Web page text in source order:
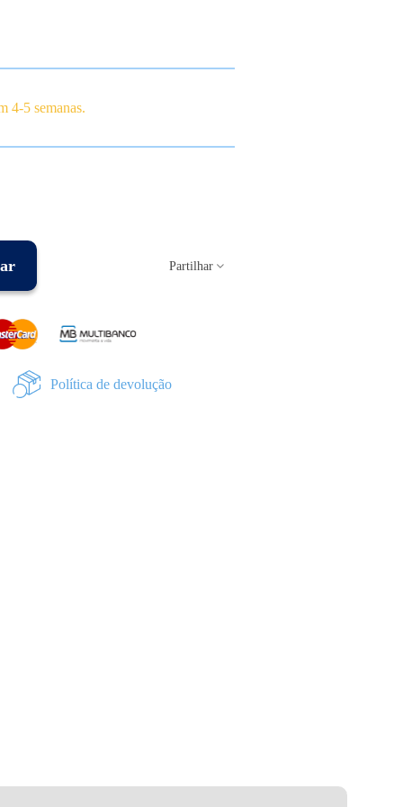
4-5 semanas.
Partilhar
Política de devolução